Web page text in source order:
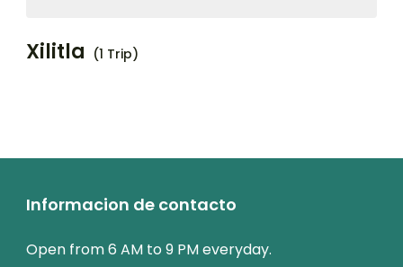
Xilitla (1 Trip)
Informacion de contacto
Open from 6 AM to 9 PM everyday.